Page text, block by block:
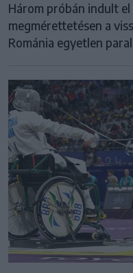
Három próbán indult
megmérettetésen a
Románia egyetlen